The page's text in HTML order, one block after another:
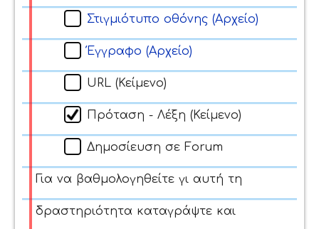
Στιγμιότυπο οθόνης (Αρχείο)
Έγγραφο (Αρχείο)
URL (Κείμενο)
Πρόταση - Λέξη (Κείμενο)
Δημοσίευση σε Forum
Για να βαθμολογηθείτε γι αυτή τη
δραστηριότητα καταγράψτε και